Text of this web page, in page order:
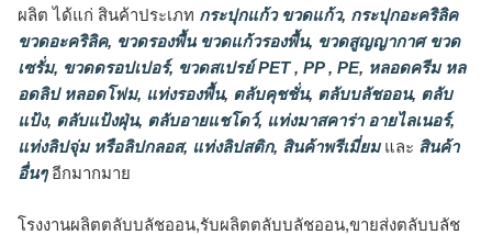
ผลิต ได้แก่ สินค้าประเภท กระปุกแก้ว ขวดแก้ว, กระปุกอะคริลิค
ขวดอะคริลิค, ขวดรองพื้น ขวดแก้วรองพื้น, ขวดสูญญากาศ ขวด
เซรั่ม, ขวดดรอปเปอร์, ขวดสเปรย์ PET , PP , PE, หลอดครีม หล
อดลิป หลอดโฟม, แท่งรองพื้น, ตลับคุชชั่น, ตลับบลัชออน, ตลับ
แป้ง, ตลับแป้งฝุ่น, ตลับอายแชโดว์, แท่งมาสคาร่า อายไลเนอร์,
แท่งลิปจุ่ม หรือลิปกลอส, แท่งลิปสติก, สินค้าพรีเมี่ยมและ สินค้า
อื่นๆอีกมากมาย
โรงงานผลิตตลับบลัชออน,รับผลิตตลับบลัชออน,ขายส่งตลับบลัช